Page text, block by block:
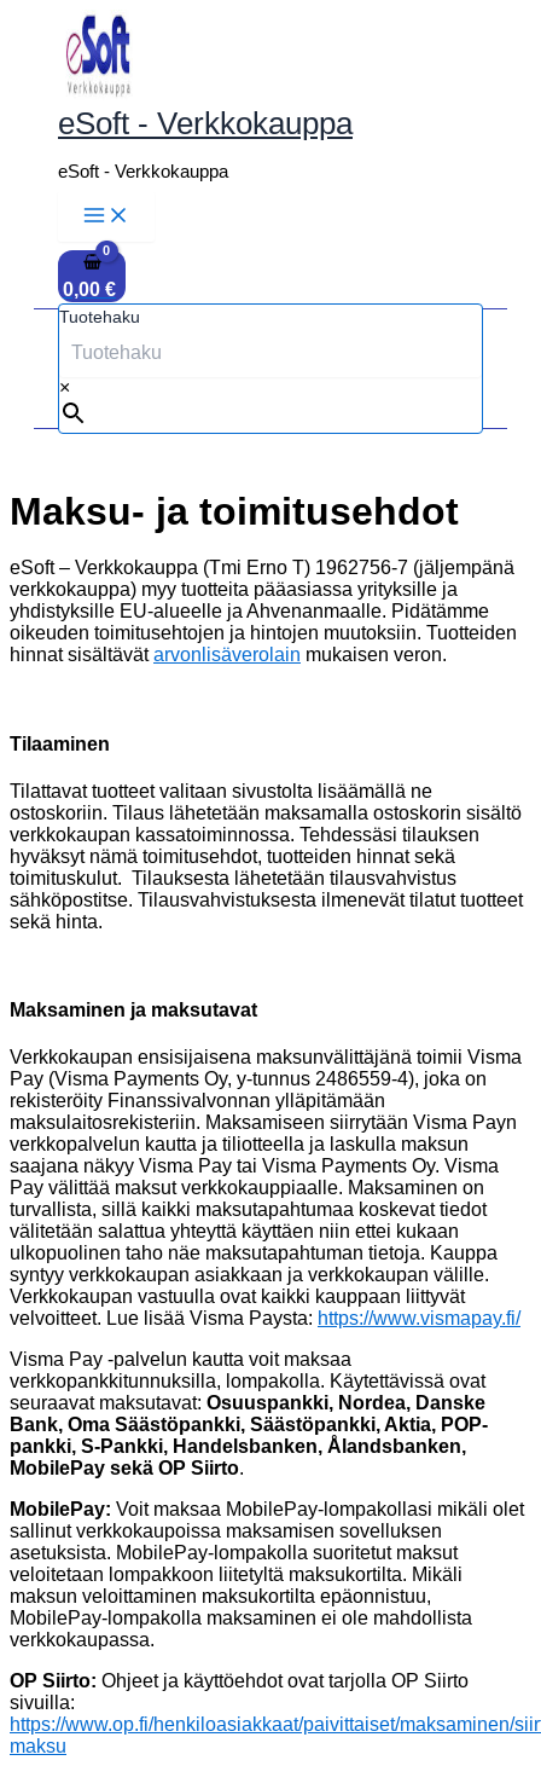
sisältöön
eSoft - Verkkokauppa
eSoft - Verkkokauppa
0,00 €
Tuotehaku
×
Maksu- ja toimitusehdot
eSoft – Verkkokauppa (Tmi Erno T) 1962756-7 (jäljempänä
verkkokauppa) myy tuotteita pääasiassa yrityksille ja
yhdistyksille EU-alueelle ja Ahvenanmaalle. Pidätämme
oikeuden toimitusehtojen ja hintojen muutoksiin. Tuotteiden
hinnat sisältävätarvonlisäverolain mukaisen veron.
Tilaaminen
Tilattavat tuotteet valitaan sivustolta lisäämällä ne
ostoskoriin. Tilaus lähetetään maksamalla ostoskorin sisältö
verkkokaupan kassatoiminnossa. Tehdessäsi tilauksen
hyväksyt nämä toimitusehdot, tuotteiden hinnat sekä
toimituskulut. Tilauksesta lähetetään tilausvahvistus
sähköpostitse. Tilausvahvistuksesta ilmenevät tilatut tuotteet
sekä hinta.
Maksaminen ja maksutavat
Verkkokaupan ensisijaisena maksunvälittäjänä toimii Visma
Pay (Visma Payments Oy, y-tunnus 2486559-4), joka on
rekisteröity Finanssivalvonnan ylläpitämään
maksulaitosrekisteriin. Maksamiseen siirrytään Visma Payn
verkkopalvelun kautta ja tiliotteella ja laskulla maksun
saajana näkyy Visma Pay tai Visma Payments Oy. Visma
Pay välittää maksut verkkokauppiaalle. Maksaminen on
turvallista, sillä kaikki maksutapahtumaa koskevat tiedot
välitetään salattua yhteyttä käyttäen niin ettei kukaan
ulkopuolinen taho näe maksutapahtuman tietoja. Kauppa
syntyy verkkokaupan asiakkaan ja verkkokaupan välille.
Verkkokaupan vastuulla ovat kaikki kauppaan liittyvät
velvoitteet. Lue lisää Visma Paysta: https://www.vismapay.fi/
Visma Pay -palvelun kautta voit maksaa
verkkopankkitunnuksilla, lompakolla. Käytettävissä ovat
seuraavat maksutavat: Osuuspankki, Nordea, Danske
Bank, Oma Säästöpankki, Säästöpankki, Aktia, POP-
pankki, S-Pankki, Handelsbanken, Ålandsbanken,
MobilePay sekä OP Siirto.
MobilePay: Voit maksaa MobilePay-lompakollasi mikäli olet
sallinut verkkokaupoissa maksamisen sovelluksen
asetuksista. MobilePay-lompakolla suoritetut maksut
veloitetaan lompakkoon liitetyltä maksukortilta. Mikäli
maksun veloittaminen maksukortilta epäonnistuu,
MobilePay-lompakolla maksaminen ei ole mahdollista
verkkokaupassa.
OP Siirto: Ohjeet ja käyttöehdot ovat tarjolla OP Siirto
sivuilla:
https://www.op.fi/henkiloasiakkaat/paivittaiset/maksaminen/
maksu